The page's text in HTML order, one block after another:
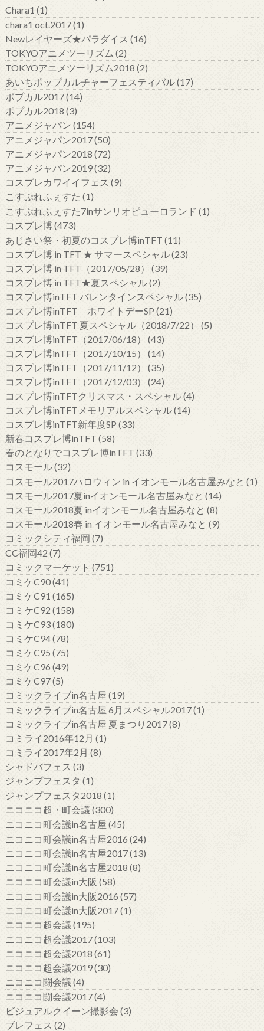
Chara1 (1)
chara1 oct.2017(1)
Newレイヤーズ★パラダイス (16)
TOKYOアニメツーリズム (2)
TOKYOアニメツーリズム2018 (2)
あいちポップカルチャーフェスティバル(17)
ポプカル2017(14)
ポプカル2018 (3)
アニメジャパン (154)
アニメジャパン2017(50)
アニメジャパン2018 (72)
アニメジャパン2019(32)
コスプレカワイイフェス (9)
こすぷれふぇすた (1)
こすぷれふぇすた7inサンリオピューロランド (1)
コスプレ博(473)
あじさい祭・初夏のコスプレ博inTFT (11)
コスプレ博 in TFT ★ サマースペシャル(23)
コスプレ博 in TFT（2017/05/28） (39)
コスプレ博 in TFT★夏スペシャル(2)
コスプレ博inTFT バレンタインスペシャル(35)
コスプレ博inTFT ホワイトデーSP (21)
コスプレ博inTFT 夏スペシャル（2018/7/22） (5)
コスプレ博inTFT（2017/06/18） (43)
コスプレ博inTFT（2017/10/15） (14)
コスプレ博inTFT（2017/11/12） (35)
コスプレ博inTFT（2017/12/03） (24)
コスプレ博inTFTクリスマス・スペシャル(4)
コスプレ博inTFTメモリアルスペシャル(14)
コスプレ博inTFT新年度SP (33)
新春コスプレ博inTFT (58)
春のとなりでコスプレ博inTFT (33)
コスモール(32)
コスモール2017ハロウィン in イオンモール名古屋みなと (1)
コスモール2017夏inイオンモール名古屋みなと (14)
コスモール2018夏 inイオンモール名古屋みなと (8)
コスモール2018春 in イオンモール名古屋みなと (9)
コミックシティ福岡 (7)
CC福岡42 (7)
コミックマーケット (751)
コミケC90(41)
コミケC91 (165)
コミケC92 (158)
コミケC93(180)
コミケC94(78)
コミケC95 (75)
コミケC96 (49)
コミケC97(5)
コミックライブin名古屋 (19)
コミックライブin名古屋 6月スペシャル2017(1)
コミックライブin名古屋 夏まつり2017(8)
コミライ2016年12月 (1)
コミライ2017年2月 (8)
シャドバフェス (3)
ジャンプフェスタ (1)
ジャンプフェスタ2018 (1)
ニコニコ超・町会議 (300)
ニコニコ町会議in名古屋 (45)
ニコニコ町会議in名古屋2016 (24)
ニコニコ町会議in名古屋2017(13)
ニコニコ町会議in名古屋2018 (8)
ニコニコ町会議in大阪 (58)
ニコニコ町会議in大阪2016 (57)
ニコニコ町会議in大阪2017(1)
ニコニコ超会議 (195)
ニコニコ超会議2017(103)
ニコニコ超会議2018 (61)
ニコニコ超会議2019(30)
ニコニコ闘会議 (4)
ニコニコ闘会議2017(4)
ビジュアルクイーン撮影会 (3)
ブレフェス (2)